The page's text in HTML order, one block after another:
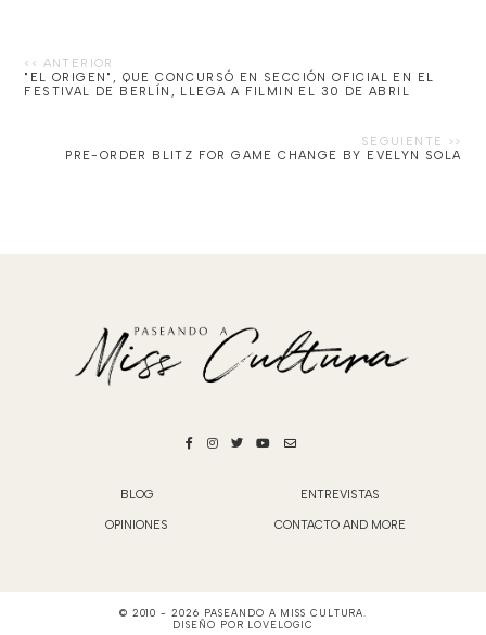
"EL ORIGEN", QUE CONCURSÓ EN SECCIÓN OFICIAL EN EL
FESTIVAL DE BERLÍN, LLEGA A FILMIN EL 30 DE ABRIL
PRE-ORDER BLITZ FOR GAME CHANGE BY EVELYN SOLA
BLOG ENTREVISTAS
OPINIONES CONTACTO AND MORE
© 2010 - 2026 PASEANDO A MISS CULTURA
DISEÑO POR LOVELOGIC